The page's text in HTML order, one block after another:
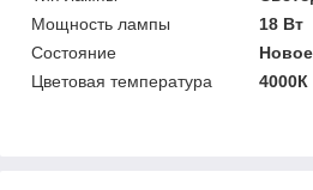
Мощность лампы
18 Вт
Состояние
Новое
Цветовая температура
4000К